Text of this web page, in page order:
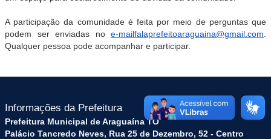
A participação da comunidade é feita por meio de perguntas que
podem ser enviadas no e-mailfalaprefeitoaraguaina@gmail.com
Qualquer pessoa pode acompanhar e participar.
Informações da Prefeitura
Prefeitura Municipal de Araguaína TO
Palácio Tancredo Neves, Rua 25 de Dezembro, 52 - Centro